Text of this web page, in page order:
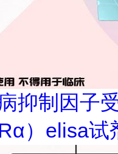
抑制因子
）elisa试